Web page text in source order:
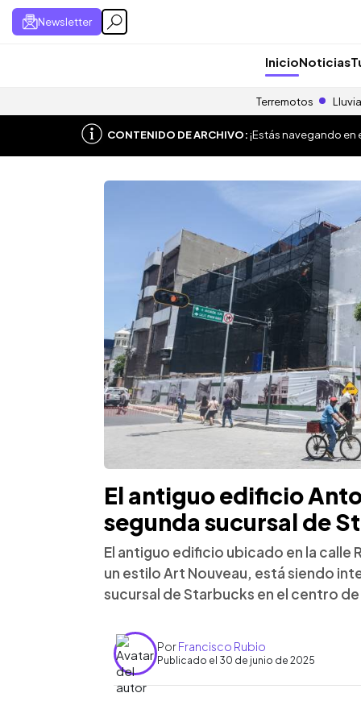
Newsletter
InicioNoticias
Terremotos
CONTENIDO DE ARCHIVO:¡Estás navegando en
El antiguo edificio
segunda sucursal de
El antiguo edificio ubicado en la calle
un estilo Art Nouveau, está siendo
sucursal de Starbucks en el centro de
PorFrancisco Rubio
Publicado el 30 de junio de 2025